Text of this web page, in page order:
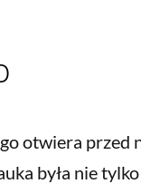
otwiera przed
była nie